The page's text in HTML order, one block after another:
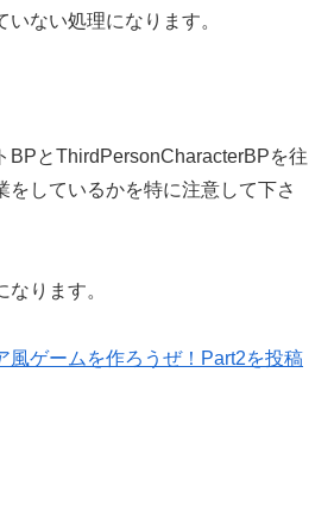
いない処理になります。
BPとThirdPersonCharacterBPを往
をしているかを特に注意して下さ
ります。
風ゲームを作ろうぜ！Part2を投稿